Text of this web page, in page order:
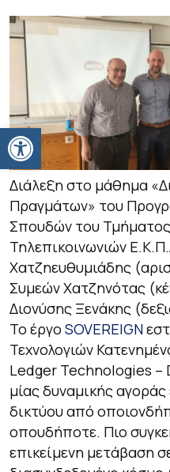
Ανοίξτε τη γραμμή εργαλείων
Διάλεξη στο μάθημα
Πραγμάτων» του
Σπουδών του
Τηλεπικοινωνιών
Χατζηευθυμιάδης
Συμεών Χατζηνότας
Διονύσης Ξενάκης
Το έργο SOVEREIGN
Τεχνολογιών
Ledger Technologies –
μίας δυναμικής
δικτύου από
οπουδήποτε. Πιο
επικείμενη μετάβαση